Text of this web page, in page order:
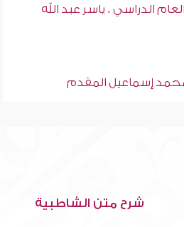
الدراسي . ياسر عبد الله
شرح متن الشاطبية